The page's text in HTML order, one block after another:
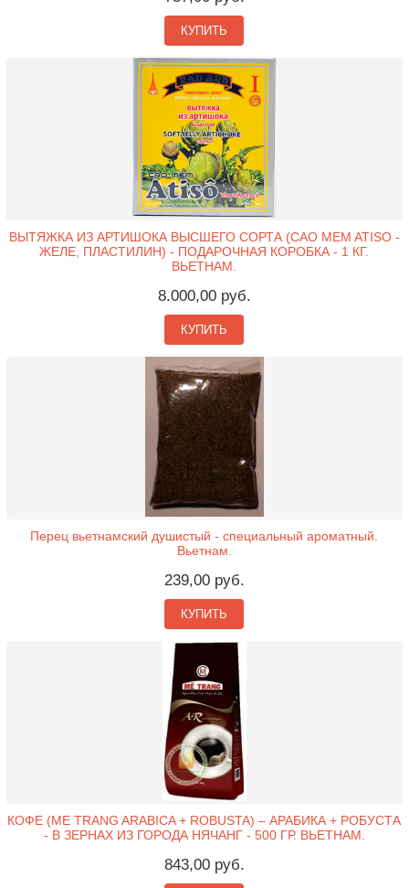
КУПИТЬ
ВЫТЯЖКА ИЗ АРТИШОКА ВЫСШЕГО СОРТА (CAO MEM ATISO -
ЖЕЛЕ, ПЛАСТИЛИН) - ПОДАРОЧНАЯ КОРОБКА - 1 КГ.
ВЬЕТНАМ.
8.000,00 руб.
КУПИТЬ
Перец вьетнамский душистый - специальный ароматный.
Вьетнам.
239,00 руб.
КУПИТЬ
КОФЕ (ME TRANG ARABICA + ROBUSTA) – АРАБИКА + РОБУСТА
- В ЗЕРНАХ ИЗ ГОРОДА НЯЧАНГ - 500 ГР. ВЬЕТНАМ.
843,00 руб.